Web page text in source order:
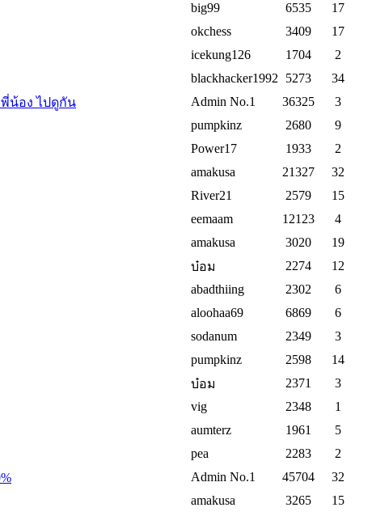
big99 6535
17
okchess 3409
17
icekung126 1704
2
blackhacker1992 5273
34
พี่น้อง ไปดูกัน Admin No.1 36325
3
pumpkinz 2680
9
Power17 1933
2
amakusa 21327
32
River21 2579
15
eemaam 12123
4
amakusa 3020
19
บ๋อม 2274
12
abadthiing 2302
6
aloohaa69 6869
6
sodanum 2349
3
pumpkinz 2598
14
บ๋อม 2371
3
vig 2348
1
aumterz 1961
5
pea 2283
2
Admin No.1 45704
32
amakusa 3265
15